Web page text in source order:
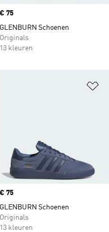
Price
€ 75
GLENBURN Schoenen
Originals
13 kleuren
Price
€ 75
GLENBURN Schoenen
Originals
13 kleuren